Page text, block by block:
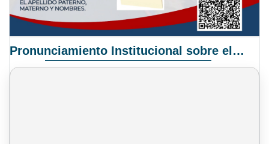
Pronunciamiento Institucional sobre el Proyecto de Ley N° 068/2025-2026 C.S.